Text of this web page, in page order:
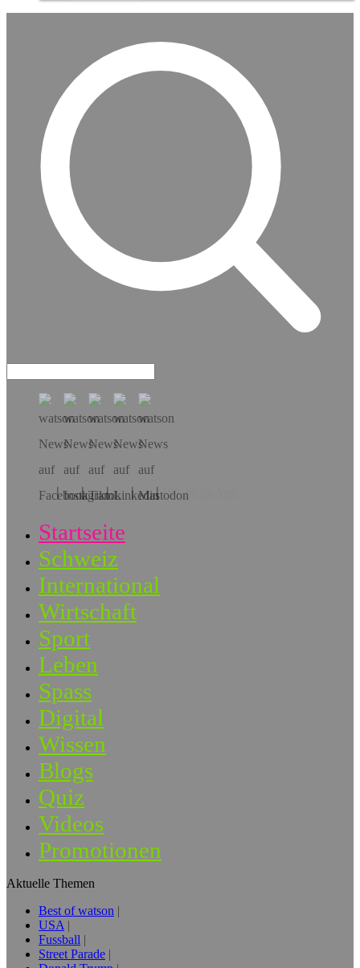
Hol dir die App!
Startseite
Schweiz
International
Wirtschaft
Sport
Leben
Spass
Digital
Wissen
Blogs
Quiz
Videos
Promotionen
Aktuelle Themen
Best of watson
USA
Fussball
Street Parade